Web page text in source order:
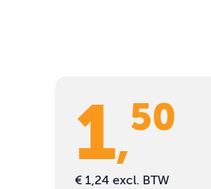
1,
50
€ 1,24 excl. BTW